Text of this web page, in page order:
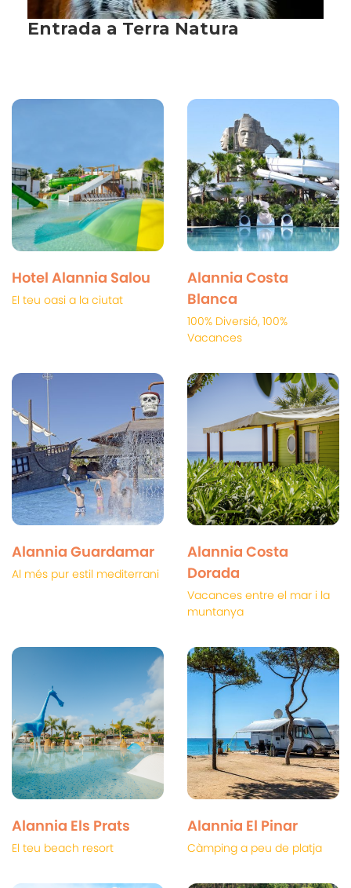
Hotel Alannia Salou
El teu oasi a la ciutat
Alannia Costa
Blanca
100% Diversió, 100%
Vacances
Alannia Guardamar
Al més pur estil mediterrani
Alannia Costa
Dorada
Vacances entre el mar i la
muntanya
Alannia Els Prats
El teu beach resort
Alannia El Pinar
Càmping a peu de platja